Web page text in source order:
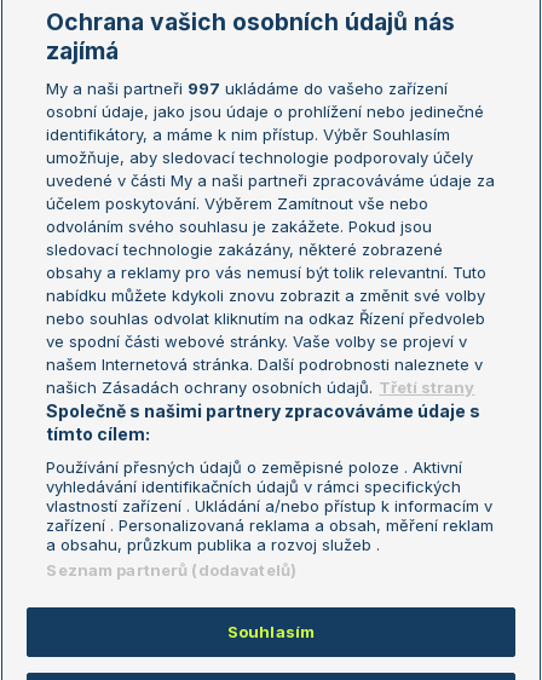
Žebříčky
Žebříček ATP (muži)
Žebříček WTA (ženy)
Sázkařský žebříček
Australian Open
French Open
Wimbledon
US Open
Turnaj mistrů
Turnaj mistryň
Aktualní trendy
Fotbalové přestupy
Livesport Daily
LS Prague Open
Podmínky užití
Nastavení soukromí
GDPR a žurnalistika
Reklama
Kontakt
Informace o zpracování osobních
údajů
Copyright © 2008-2026 TenisPortal.cz. Využíváme zpravodajství ČTK.
Ochrana vašich osobních údajů nás
zajímá
My a naši partneři 997 ukládáme do vašeho zařízení
osobní údaje, jako jsou údaje o prohlížení nebo jedinečné
identifikátory, a máme k nim přístup. Výběr Souhlasím
umožňuje, aby sledovací technologie podporovaly účely
uvedené v části My a naši partneři zpracováváme údaje za
účelem poskytování. Výběrem Zamítnout vše nebo
odvoláním svého souhlasu je zakážete. Pokud jsou
sledovací technologie zakázány, některé zobrazené
obsahy a reklamy pro vás nemusí být tolik relevantní. Tuto
nabídku můžete kdykoli znovu zobrazit a změnit své volby
nebo souhlas odvolat kliknutím na odkaz Řízení předvoleb
ve spodní části webové stránky. Vaše volby se projeví v
našem Internetová stránka. Další podrobnosti naleznete v
našich Zásadách ochrany osobních údajů. Třetí strany
Společně s našimi partnery zpracováváme údaje s
tímto cílem:
Používání přesných údajů o zeměpisné poloze . Aktivní
vyhledávání identifikačních údajů v rámci specifických
vlastností zařízení . Ukládání a/nebo přístup k informacím v
zařízení . Personalizovaná reklama a obsah, měření reklam
a obsahu, průzkum publika a rozvoj služeb .
Seznam partnerů (dodavatelů)
Souhlasím